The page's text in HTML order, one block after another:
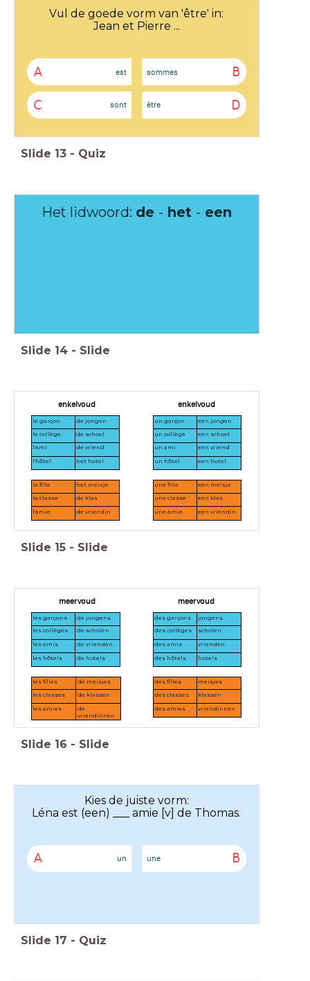
Vul de goede vorm van 'être' in:
Jean et Pierre ...
A est B
sommes
C sont D
être
Slide 13 - Quiz
Het lidwoord: de - het - een
Slide 14 - Slide
enkelvoud enkelvoud
le garçon
de jongen
le collège
de school
l'ami
de vriend
l'hôtel
het hotel
la fille
het meisje
la classe
de klas
l'amie
de vriendin
un garçon
een jongen
un collège
een school
un ami
een vriend
un hôtel
een hotel
une fille
een meisje
une classe
een klas
une amie
een vriendin
Slide 15 - Slide
meervoud meervoud
les garçons
de jongens
les collèges
de scholen
les amis
de vrienden
les hôtels
de hotels
les filles
de meisjes
les classes
de klassen
les amies
de
vriendinnen
des garçons
jongens
des collèges
scholen
des amis
vrienden
des hôtels
hotels
des filles
meisjes
des classes
klassen
des amies
vriendinnen
Slide 16 - Slide
Kies de juiste vorm:
Léna est (een) ___ amie [v] de Thomas.
A un B
une
Slide 17 - Quiz